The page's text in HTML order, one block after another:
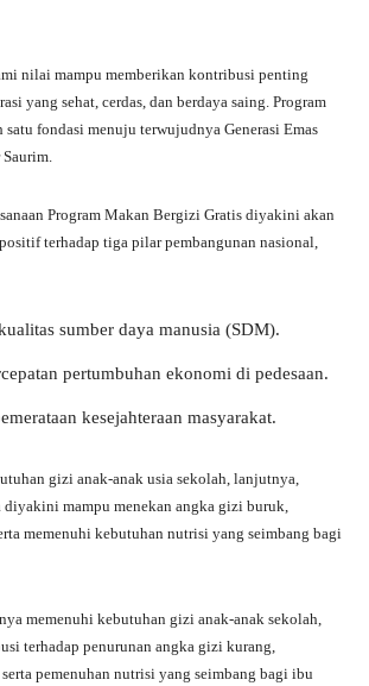
nilai mampu memberikan kontribusi penting
yang sehat, cerdas, dan berdaya saing. Program
fondasi menuju terwujudnya Generasi Emas
Program Makan Bergizi Gratis diyakini akan
terhadap tiga pilar pembangunan nasional,
sumber daya manusia (SDM).
pertumbuhan ekonomi di pedesaan.
kesejahteraan masyarakat.
gizi anak-anak usia sekolah, lanjutnya,
diyakini mampu menekan angka gizi buruk,
memenuhi kebutuhan nutrisi yang seimbang bagi
memenuhi kebutuhan gizi anak-anak sekolah,
terhadap penurunan angka gizi kurang,
pemenuhan nutrisi yang seimbang bagi ibu